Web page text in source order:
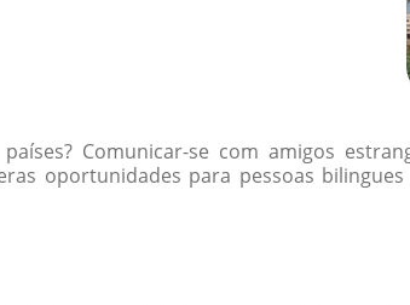
Comunicar-se com amigos
oportunidades para pessoas